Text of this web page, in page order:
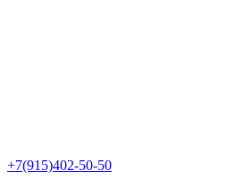
+7(915)402-50-50